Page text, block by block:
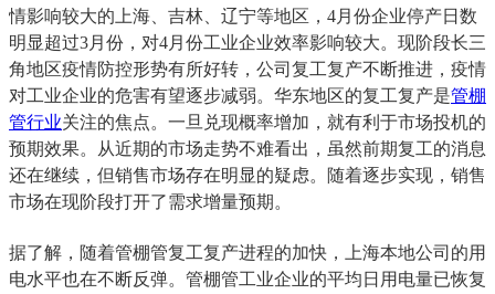
情影响较大的上海、吉林、辽宁等地区，4月份企业停产日数
明显超过3月份，对4月份工业企业效率影响较大。现阶段长三
角地区疫情防控形势有所好转，公司复工复产不断推进，疫情
对工业企业的危害有望逐步减弱。华东地区的复工复产是管棚
管行业关注的焦点。一旦兑现概率增加，就有利于市场投机的
预期效果。从近期的市场走势不难看出，虽然前期复工的消息
还在继续，但销售市场存在明显的疑虑。随着逐步实现，销售
市场在现阶段打开了需求增量预期。
据了解，随着管棚管复工复产进程的加快，上海本地公司的用
电水平也在不断反弹。管棚管工业企业的平均日用电量已恢复